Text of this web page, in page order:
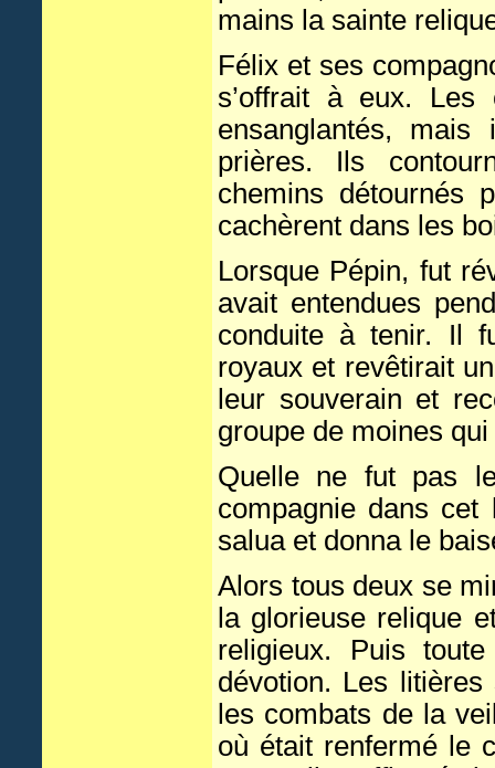
mains la sainte
Félix et ses
s’offrait à eux. Les
ensanglantés,
prières. Ils
chemins détournés
cachèrent dans les
Lorsque Pépin, fut
avait entendues
conduite à tenir. Il
royaux et revêtirait
leur souverain et
groupe de moines
Quelle ne fut pas
compagnie dans cet
salua et donna le
Alors tous deux se
la glorieuse relique
religieux. Puis
dévotion. Les
les combats de la
où était renfermé le